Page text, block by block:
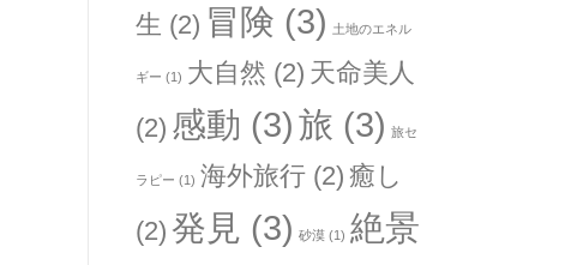
生 (2) 冒険 (3) 土地のエネル
ギー (1) 大自然 (2) 天命美人
(2) 感動 (3)旅 (3) 旅セ
ラピー (1) 海外旅行 (2) 癒し
(2) 発見 (3) 砂漠 (1) 絶景